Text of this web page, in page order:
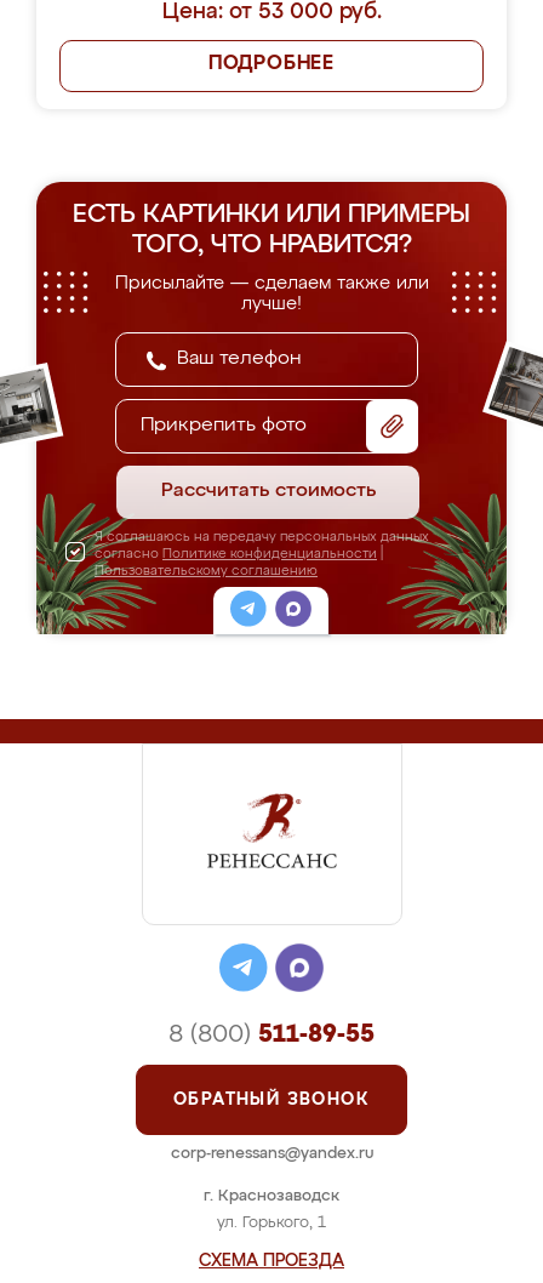
Цена: от 53 000 руб.
ПОДРОБНЕЕ
ЕСТЬ КАРТИНКИ ИЛИ ПРИМЕРЫ
ТОГО, ЧТО НРАВИТСЯ?
Присылайте — сделаем также или
лучше!
Прикрепить фото
Рассчитать стоимость
Я соглашаюсь на передачу персональных данных
согласно Политике конфиденциальности
Пользовательскому соглашению
г. Краснозаводск
ул. Горького, 1
СХЕМА ПРОЕЗДА
8 (800) 511-89-55
ОБРАТНЫЙ ЗВОНОК
corp-renessans@yandex.ru